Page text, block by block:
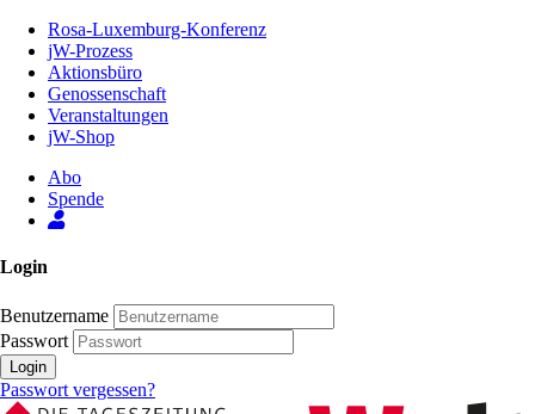
Inhalt
Seite
Rosa-Luxemburg-Konferenz
jW-Prozess
Aktionsbüro
Genossenschaft
Veranstaltungen
jW-Shop
Abo
Spende
Login
Benutzername
Passwort
Login
Passwort vergessen?